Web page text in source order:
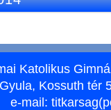
Katolikus
Kossuth tér
e-mail: